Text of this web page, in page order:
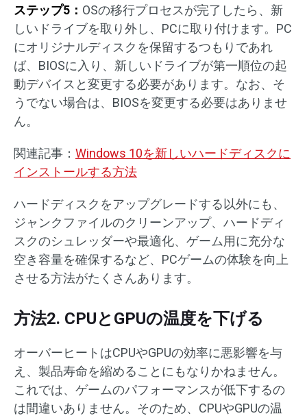
ステップ5： OSの移行プロセスが完了したら、新
しいドライブを取り外し、PCに取り付けます。PC
にオリジナルディスクを保留するつもりであれ
ば、BIOSに入り、新しいドライブが第一順位の起
動デバイスと変更する必要があります。なお、そ
うでない場合は、BIOSを変更する必要はありませ
ん。
関連記事： Windows 10を新しいハードディスクに
インストールする方法
ハードディスクをアップグレードする以外にも、
ジャンクファイルのクリーンアップ、ハードディ
スクのシュレッダーや最適化、ゲーム用に充分な
空き容量を確保するなど、PCゲームの体験を向上
させる方法がたくさんあります。
方法2. CPUとGPUの温度を下げる
オーバーヒートはCPUやGPUの効率に悪影響を与
え、製品寿命を縮めることにもなりかねません。
これでは、ゲームのパフォーマンスが低下するの
は間違いありません。そのため、CPUやGPUの温